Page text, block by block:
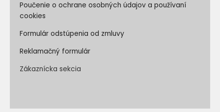
Poučenie o ochrane osobných údajov a používaní
cookies
Formulár odstúpenia od zmluvy
Reklamačný formulár
Zákaznícka sekcia